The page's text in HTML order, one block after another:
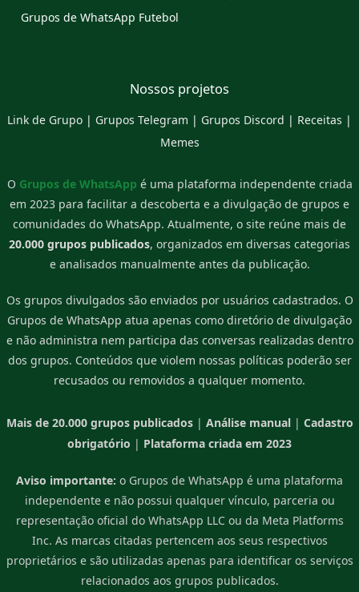
Grupos de WhatsApp Futebol
Nossos projetos
Link de Grupo | Grupos Telegram | Grupos Discord | Receitas |
Memes
O Grupos de WhatsApp é uma plataforma independente criada
em 2023 para facilitar a descoberta e a divulgação de grupos e
comunidades do WhatsApp. Atualmente, o site reúne mais de
20.000 grupos publicados, organizados em diversas categorias
e analisados manualmente antes da publicação.
Os grupos divulgados são enviados por usuários cadastrados. O
Grupos de WhatsApp atua apenas como diretório de divulgação
e não administra nem participa das conversas realizadas dentro
dos grupos. Conteúdos que violem nossas políticas poderão ser
recusados ou removidos a qualquer momento.
Mais de 20.000 grupos publicados| Análise manual| Cadastro
obrigatório | Plataforma criada em 2023
Aviso importante: o Grupos de WhatsApp é uma plataforma
independente e não possui qualquer vínculo, parceria ou
representação oficial do WhatsApp LLC ou da Meta Platforms
Inc. As marcas citadas pertencem aos seus respectivos
proprietários e são utilizadas apenas para identificar os serviços
relacionados aos grupos publicados.